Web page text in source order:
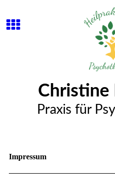
Christine
Praxis für
Impressum